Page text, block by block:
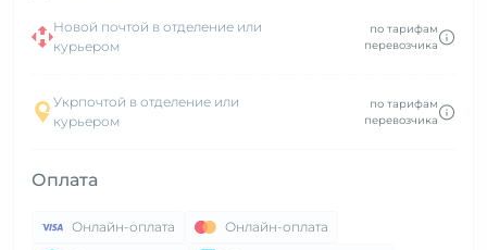
Новой почтой в отделение или
курьером
по тарифам
перевозчика
Укрпочтой в отделение или
курьером
по тарифам
перевозчика
Оплата
Онлайн-оплата
Онлайн-оплата